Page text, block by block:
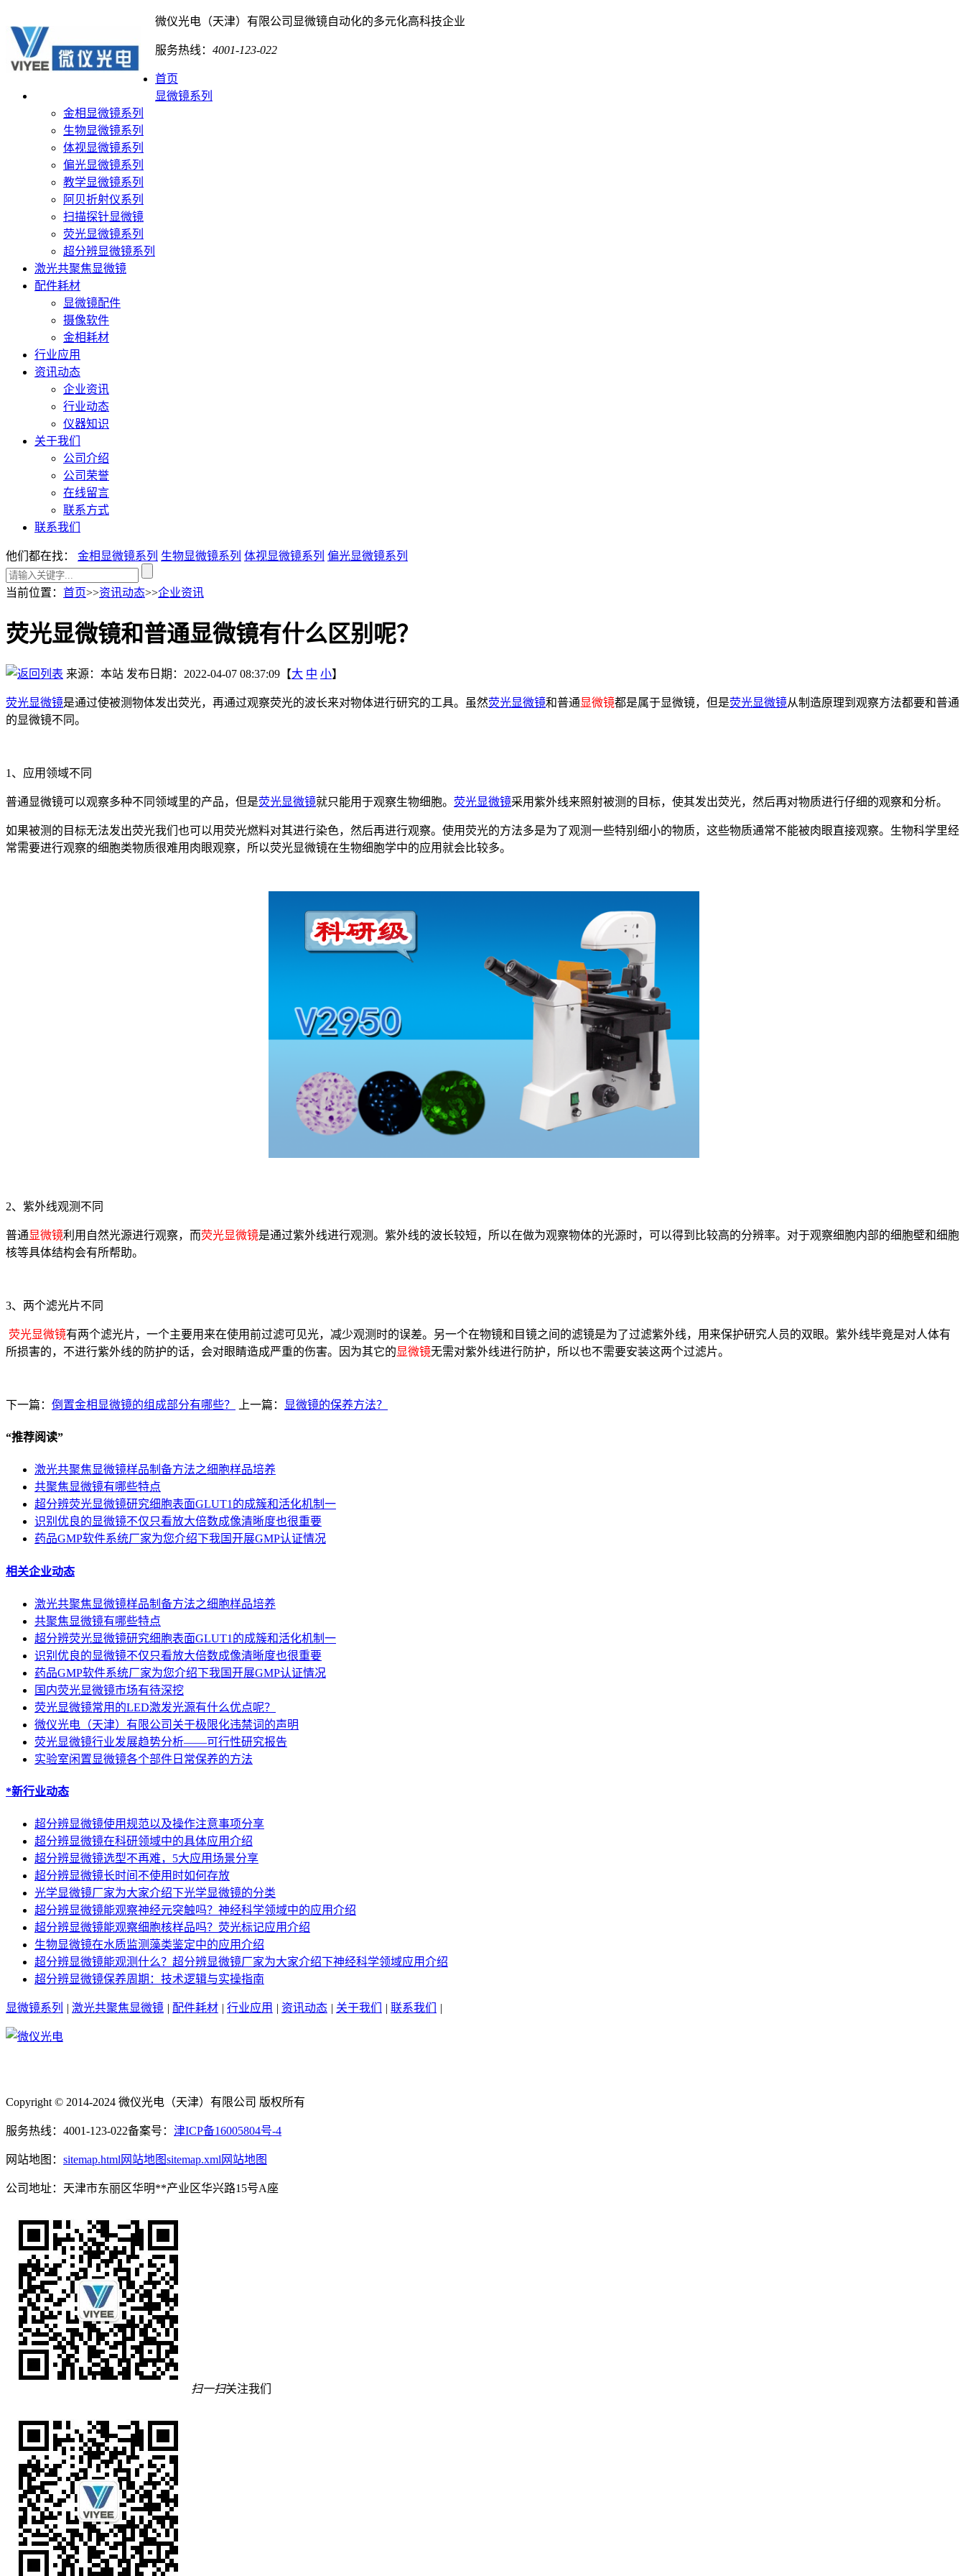
微仪光电（天津）有限公司 显微镜自动化的多元化高科技企业
服务热线： 4001-123-022
首页
显微镜系列
金相显微镜系列
生物显微镜系列
体视显微镜系列
偏光显微镜系列
教学显微镜系列
阿贝折射仪系列
扫描探针显微镜
荧光显微镜系列
超分辨显微镜系列
激光共聚焦显微镜
配件耗材
显微镜配件
摄像软件
金相耗材
行业应用
资讯动态
企业资讯
行业动态
仪器知识
关于我们
公司介绍
公司荣誉
在线留言
联系方式
联系我们
他们都在找： 金相显微镜系列 生物显微镜系列 体视显微镜系列 偏光显微镜系列
当前位置 ： 首页>>资讯动态>>企业资讯
​荧光显微镜和普通显微镜有什么区别呢？
来源：本站 发布日期：2022-04-07 08:37:09【大 中 小】
荧光显微镜是通过使被测物体发出荧光，再通过观察荧光的波长来对物体进行研究的工具。虽然荧光显微镜和普通显微镜都是属于显微镜，但是荧光显微镜从制造原理到观察方法都要和普通
的显微镜不同。
1、应用领域不同
普通显微镜可以观察多种不同领域里的产品，但是荧光显微镜就只能用于观察生物细胞。 荧光显微镜采用紫外线来照射被测的目标，使其发出荧光，然后再对物质进行仔细的观察和分析。
如果被测的目标无法发出荧光我们也可以用荧光燃料对其进行染色，然后再进行观察。使用荧光的方法多是为了观测一些特别细小的物质，这些物质通常不能被肉眼直接观察。生物科学里经
常需要进行观察的细胞类物质很难用肉眼观察，所以荧光显微镜在生物细胞学中的应用就会比较多。
2、紫外线观测不同
普通显微镜利用自然光源进行观察，而荧光显微镜是通过紫外线进行观测。紫外线的波长较短，所以在做为观察物体的光源时，可以得到比较高的分辨率。对于观察细胞内部的细胞壁和细胞
核等具体结构会有所帮助。
3、两个滤光片不同
荧光显微镜有两个滤光片，一个主要用来在使用前过滤可见光，减少观测时的误差。另一个在物镜和目镜之间的滤镜是为了过滤紫外线，用来保护研究人员的双眼。紫外线毕竟是对人体有
所损害的，不进行紫外线的防护的话，会对眼睛造成严重的伤害。因为其它的显微镜无需对紫外线进行防护，所以也不需要安装这两个过滤片。
下一篇： 倒置金相显微镜的组成部分有哪些？ 上一篇： 显微镜的保养方法？
“推荐阅读”
激光共聚焦显微镜样品制备方法之细胞样品培养
共聚焦显微镜有哪些特点
超分辨荧光显微镜研究细胞表面GLUT1的成簇和活化机制一
识别优良的显微镜不仅只看放大倍数成像清晰度也很重要
药品GMP软件系统厂家为您介绍下我国开展GMP认证情况
相关企业动态
激光共聚焦显微镜样品制备方法之细胞样品培养
共聚焦显微镜有哪些特点
超分辨荧光显微镜研究细胞表面GLUT1的成簇和活化机制一
识别优良的显微镜不仅只看放大倍数成像清晰度也很重要
药品GMP软件系统厂家为您介绍下我国开展GMP认证情况
国内荧光显微镜市场有待深挖
荧光显微镜常用的LED激发光源有什么优点呢？
微仪光电（天津）有限公司关于极限化违禁词的声明
荧光显微镜行业发展趋势分析——可行性研究报告
实验室闲置显微镜各个部件日常保养的方法
*新行业动态
超分辨显微镜使用规范以及操作注意事项分享
超分辨显微镜在科研领域中的具体应用介绍
超分辨显微镜选型不再难，5大应用场景分享
超分辨显微镜长时间不使用时如何存放
光学显微镜厂家为大家介绍下光学显微镜的分类
超分辨显微镜能观察神经元突触吗？神经科学领域中的应用介绍
超分辨显微镜能观察细胞核样品吗？荧光标记应用介绍
生物显微镜在水质监测藻类鉴定中的应用介绍
超分辨显微镜能观测什么？超分辨显微镜厂家为大家介绍下神经科学领域应用介绍
超分辨显微镜保养周期：技术逻辑与实操指南
显微镜系列 激光共聚焦显微镜 配件耗材 行业应用 资讯动态 关于我们 联系我们
Copyright © 2014-2024 微仪光电（天津）有限公司 版权所有
服务热线：4001-123-022备案号： 津ICP备16005804号-4
网站地图： sitemap.html网站地图sitemap.xml网站地图
公司地址：天津市东丽区华明**产业区华兴路15号A座
扫一扫关注我们